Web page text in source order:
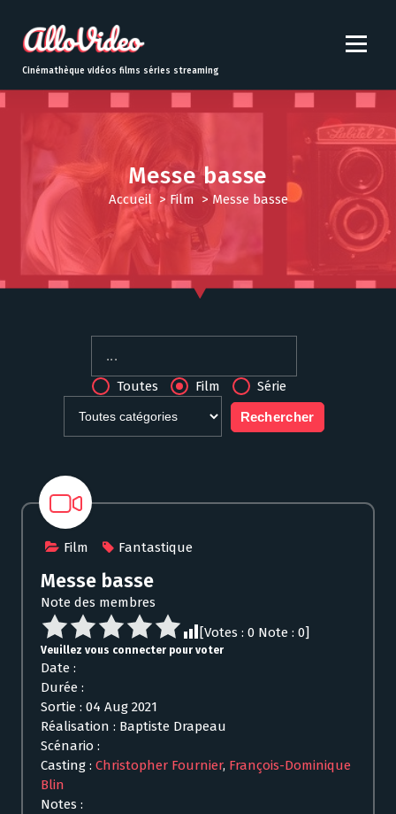
t
o
Cinémathèque vidéos films séries streaming
Messe basse
Accueil> Film > Messe basse
Toutes Film Série
Film Fantastique
Messe basse
Note des membres
[Votes : 0 Note : 0]
Veuillez vous connecter pour voter
Date :
Durée :
Sortie : 04 Aug 2021
Réalisation : Baptiste Drapeau
Scénario :
Casting : Christopher Fournier, François-Dominique
Blin
Notes :